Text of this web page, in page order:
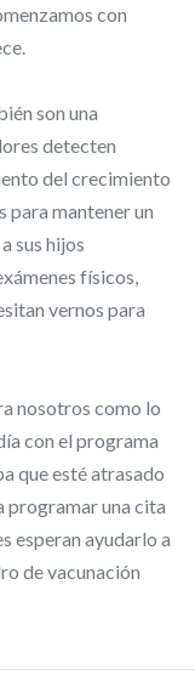
con
son una
detecten
del crecimiento
para mantener un
sus hijos
físicos,
vernos para
nosotros como lo
con el programa
que esté atrasado
programar una cita
esperan ayudarlo a
de vacunación